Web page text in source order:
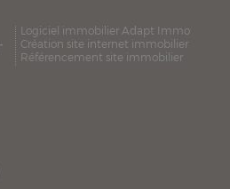
Logiciel immobilier Adapt Immo
Création site internet immobilier
Référencement site immobilier